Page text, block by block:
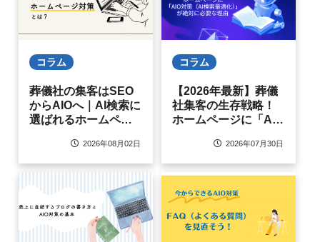
コラム
葬儀社の集客はSEO
からAIOへ｜AI検索に
選ばれるホームペー
2026年08月02日
コラム
【2026年最新】葬儀
社集客の生存戦略！
ホームページに「AIO
化）」が絶対に必要
な理由
2026年07月30日